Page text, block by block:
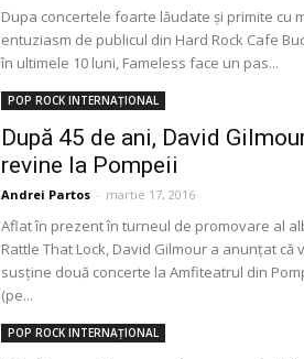
Dupa concertele foarte lăudate și primite cu
entuziasm de publicul din Hard Rock Cafe
în ultimele 10 luni, Fameless face un pas...
POP ROCK INTERNAȚIONAL
După 45 de ani, David
revine la Pompeii
Andrei Partos - martie 17, 2016
Aflat în prezent în turneul de promovare al
Rattle That Lock, David Gilmour a anunţat că
susţine două concerte la Amfiteatrul din
(pe...
POP ROCK INTERNAȚIONAL